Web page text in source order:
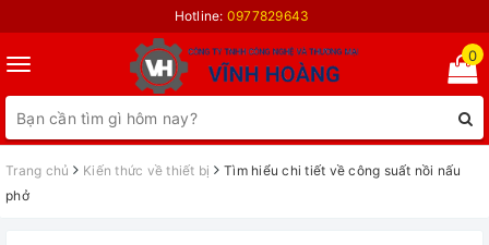
Hotline: 0977829643
Toggle
navigation
0
Trang chủ Kiến thức về thiết bị
Tìm hiểu chi tiết về công suất nồi nấu
phở